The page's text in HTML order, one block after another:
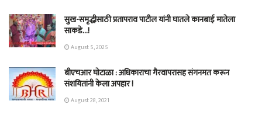
सुख-समृद्धीसाठी प्रतापराव पाटील यांनी घातले कानबाई मातेला
साकडे…!
August 5, 2025
बीएचआर घोटाळा : अधिकाराचा गैरवापरासह संगनमत करून
संशयितांनी केला अपहार !
August 28, 2021